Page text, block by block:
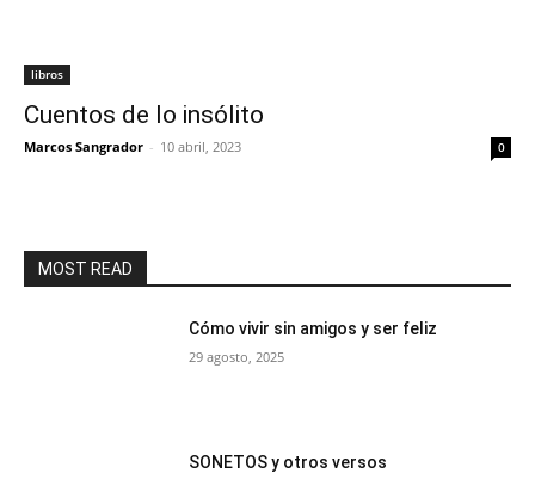
libros
Cuentos de lo insólito
Marcos Sangrador - 10 abril, 2023 0
MOST READ
Cómo vivir sin amigos y ser feliz
29 agosto, 2025
SONETOS y otros versos